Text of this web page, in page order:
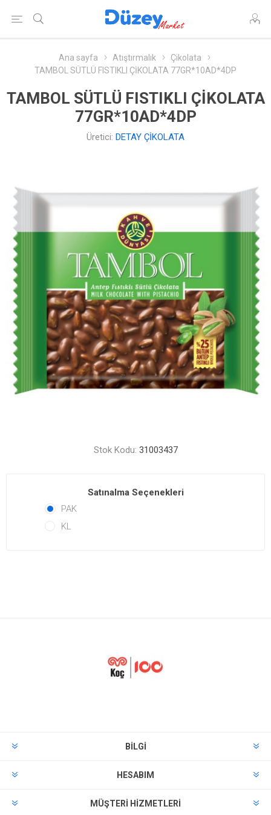
Ana sayfa Atıştırmalık
Çikolata
TAMBOL SÜTLÜ FISTIKLI ÇİKOLATA 77GR*10AD*4DP
TAMBOL SÜTLÜ FISTIKLI ÇİKOLATA
77GR*10AD*4DP
Üretici: DETAY ÇİKOLATA
Stok Kodu: 31003437
Satınalma Seçenekleri
PAK
KL
BILGI
HESABIM
MÜŞTERI HIZMETLERI